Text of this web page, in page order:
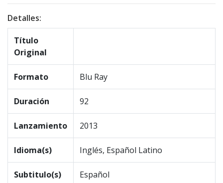
Detalles:
Título
Original
Formato Blu Ray
Duración 92
Lanzamiento 2013
Idioma(s) Inglés, Español Latino
Subtitulo(s) Español